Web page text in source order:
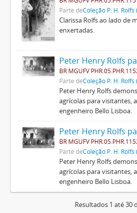
Parte deColeção P. H. Rolfs
Clarissa Rolfs ao lado de
enxertadas.
BR MGUFV
Parte deColeção P. H. Rolfs
Peter Henry Rolfs
agrícolas para visitantes,
engenheiro Bello Lisboa.
BR MGUFV
Parte deColeção P. H. Rolfs
Peter Henry Rolfs
agrícolas para visitantes,
engenheiro Bello Lisboa.
Resultados 1 até 30